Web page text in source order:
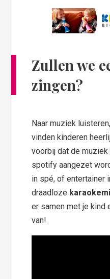
Zullen we
zingen?
Naar muziek
vinden kinderen
voorbij dat de muziek
spotify aangezet
in spé, of entertainer
draadloze
er samen met je kind
van!